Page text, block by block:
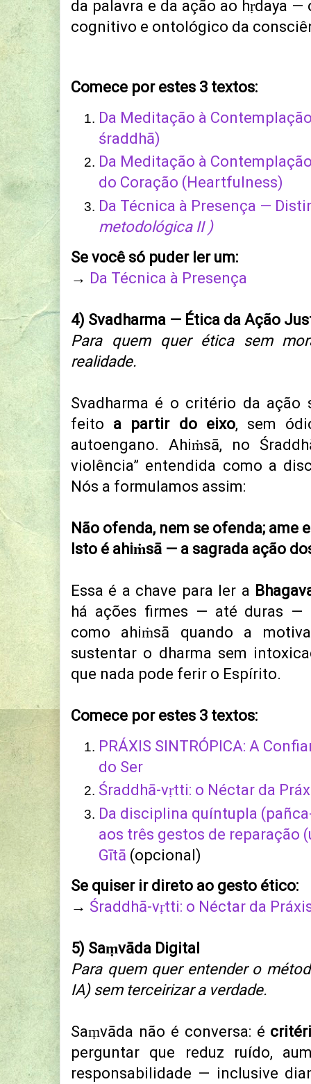
da palavra e da ação ao hṛdaya
cognitivo e ontológico da
Comece por estes 3 textos:
Da Meditação à
śraddhā)
Da Meditação à
do Coração (Heartfulness)
Da Técnica à Presença —
metodológica II )
Se você só puder ler um:
→ Da Técnica à Presença
4) Svadharma — Ética da Ação
Para quem quer ética sem
realidade.
Svadharma é o critério da ação
feito a partir do eixo, sem
autoengano. Ahiṁsā, no
violência” entendida como a
Nós a formulamos assim:
Não ofenda, nem se ofenda; ame
Isto é ahiṁsā — a sagrada ação
Essa é a chave para ler a
há ações firmes — até duras —
como ahiṁsā quando a
sustentar o dharma sem
que nada pode ferir o Espírito.
Comece por estes 3 textos:
PRÁXIS SINTRÓPICA: A
do Ser
Śraddhā-vṛtti: o Néctar da
Da disciplina quíntupla
aos três gestos de reparação
Gītā (opcional)
Se quiser ir direto ao gesto ético:
→ Śraddhā-vṛtti: o Néctar da
5) Saṃvāda Digital
Para quem quer entender o
IA) sem terceirizar a verdade.
Saṃvāda não é conversa: é
perguntar que reduz ruído,
responsabilidade — inclusive